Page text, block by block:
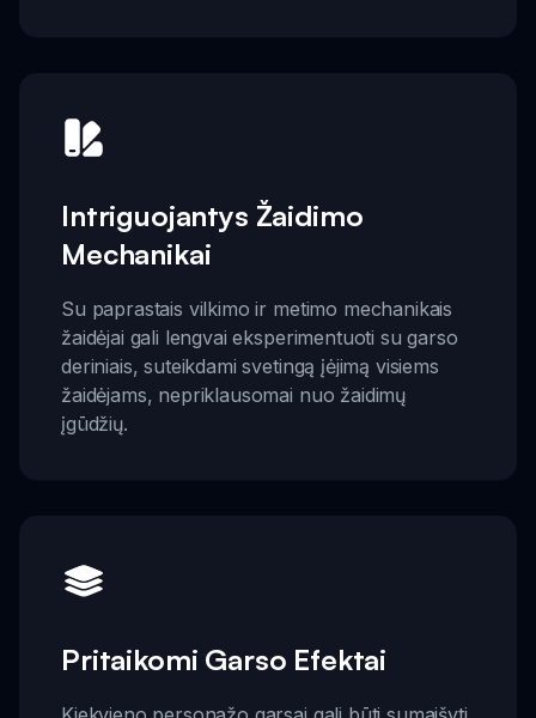
Intriguojantys Žaidimo
Mechanikai
Su paprastais vilkimo ir metimo mechanikais
žaidėjai gali lengvai eksperimentuoti su garso
deriniais, suteikdami svetingą įėjimą visiems
žaidėjams, nepriklausomai nuo žaidimų
įgūdžių.
Pritaikomi Garso Efektai